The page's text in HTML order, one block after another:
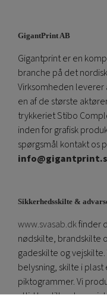
GigantPrint AB
Gigantprint er en
branche på det
Virksomheden
en af ​​de største
trykkeriet Stibo
inden for grafisk
spørgsmål kontakt os
Sikkerhedsskilte &
www.svasab.dkfinder
nødskilte, brandskilte
gadeskilte og
belysning, skilte i
piktogrammer. Vi
altid bestille et